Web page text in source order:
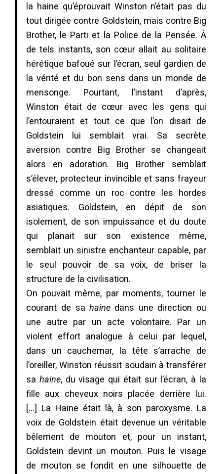
la haine qu’éprouvait Winston n’était pas du
tout dirigée contre Goldstein, mais contre Big
Brother, le Parti et la Police de la Pensée. À
de tels instants, son cœur allait au solitaire
hérétique bafoué sur l’écran, seul gardien de
la vérité et du bon sens dans un monde de
mensonge. Pourtant, l’instant d’après,
Winston était de cœur avec les gens qui
l’entouraient et tout ce que l’on disait de
Goldstein lui semblait vrai. Sa secrète
aversion contre Big Brother se changeait
alors en adoration. Big Brother semblait
s’élever, protecteur invincible et sans frayeur
dressé comme un roc contre les hordes
asiatiques. Goldstein, en dépit de son
isolement, de son impuissance et du doute
qui planait sur son existence même,
semblait un sinistre enchanteur capable, par
le seul pouvoir de sa voix, de briser la
structure de la civilisation.
On pouvait même, par moments, tourner le
courant de sahaine dans une direction ou
une autre par un acte volontaire. Par un
violent effort analogue à celui par lequel,
dans un cauchemar, la tête s’arrache de
l’oreiller, Winston réussit soudain à transférer
sa haine, du visage qui était sur l’écran, à la
fille aux cheveux noirs placée derrière lui.
[…] La Haine était là, à son paroxysme. La
voix de Goldstein était devenue un véritable
bêlement de mouton et, pour un instant,
Goldstein devint un mouton. Puis le visage
de mouton se fondit en une silhouette de